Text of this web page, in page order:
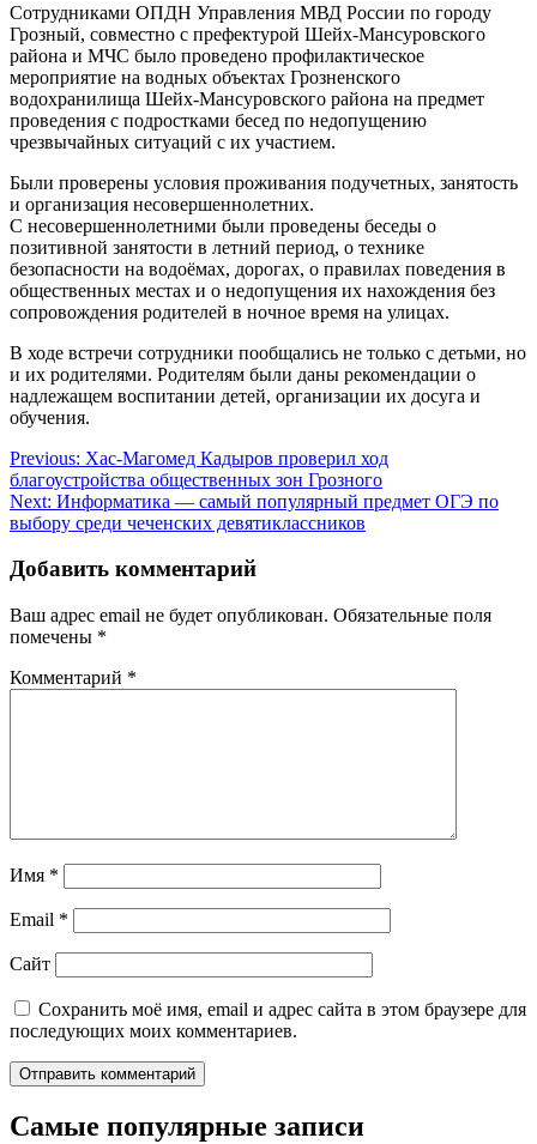
Сотрудниками ОПДН Управления МВД России по городу
Грозный, совместно с префектурой Шейх-Мансуровского
района и МЧС было проведено профилактическое
мероприятие на водных объектах Грозненского
водохранилища Шейх-Мансуровского района на предмет
проведения с подростками бесед по недопущению
чрезвычайных ситуаций с их участием.
Были проверены условия проживания подучетных, занятость
и организация несовершеннолетних.
С несовершеннолетними были проведены беседы о
позитивной занятости в летний период, о технике
безопасности на водоёмах, дорогах, о правилах поведения в
общественных местах и о недопущения их нахождения без
сопровождения родителей в ночное время на улицах.
В ходе встречи сотрудники пообщались не только с детьми, но
и их родителями. Родителям были даны рекомендации о
надлежащем воспитании детей, организации их досуга и
обучения.
Навигация
по
записям
Previous: Хас-Магомед Кадыров проверил ход
благоустройства общественных зон Грозного
Next: Информатика — самый популярный предмет ОГЭ по
выбору среди чеченских девятиклассников
Добавить комментарий
Ваш адрес email не будет опубликован. Обязательные поля
помечены *
Комментарий *
Имя *
Email *
Сайт
Сохранить моё имя, email и адрес сайта в этом браузере для
последующих моих комментариев.
Самые популярные записи